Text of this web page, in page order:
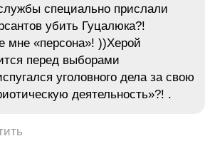
специально прислали
убить Гуцалюка?!
мне «персона»! ))Херой
перед выборами
уголовного дела за свою
деятельность»?! .